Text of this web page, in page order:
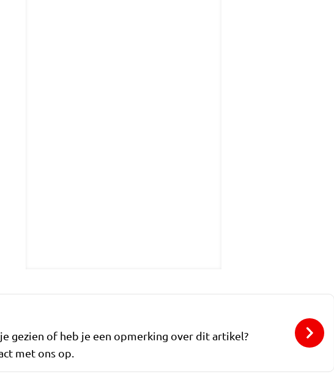
gezien of heb je een opmerking over dit artikel?
met ons op.